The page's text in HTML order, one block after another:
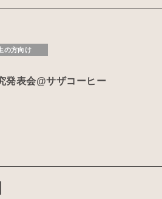
の方向け
発表会@サザコーヒー